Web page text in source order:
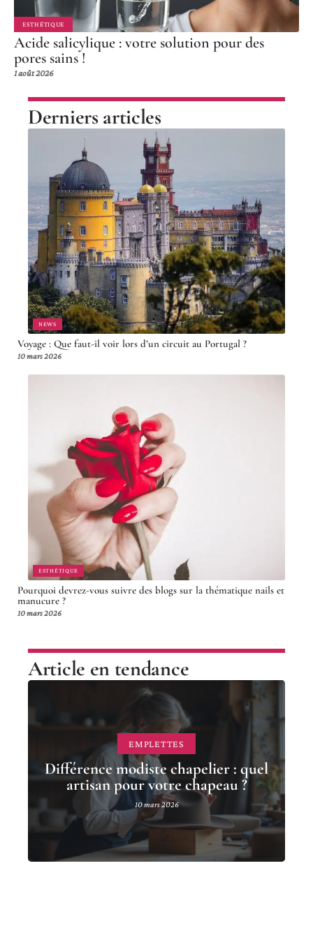
ESTHÉTIQUE
Acide salicylique : votre solution pour des
pores sains !
1 août 2026
Derniers articles
NEWS
Voyage : Que faut-il voir lors d’un circuit au Portugal ?
10 mars 2026
ESTHÉTIQUE
Pourquoi devrez-vous suivre des blogs sur la thématique nails et
manucure ?
10 mars 2026
Article en tendance
EMPLETTES
Différence modiste chapelier : quel
artisan pour votre chapeau ?
10 mars 2026